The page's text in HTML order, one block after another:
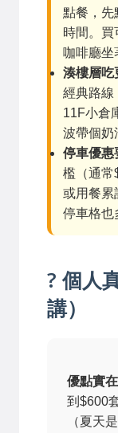
點餐，先
時間。買
咖啡廳坐
湊樓層吃
經典路線
11F小倉
波帶個奶
停車優惠
檻（通常
或用餐累
停車格也
? 個人
講）
優點實在
到$600
（夏天